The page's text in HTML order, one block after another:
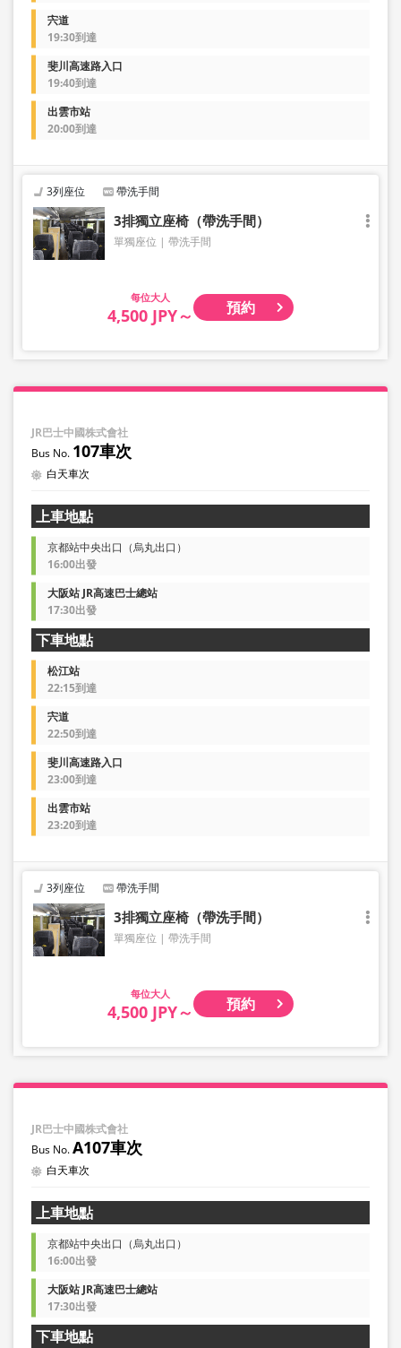
宍道
19:30到達
斐川高速路入口
19:40到達
出雲市站
20:00到達
3列座位 帶洗手間
3排獨立座椅（帶洗手間）
單獨座位 帶洗手間
大人
4,500 JPY～ 預約
JR巴士中國株式會社
107車次
白天車次
上車地點
京都站中央出口（烏丸出口）
16:00出發
大阪站 JR高速巴士總站
17:30出發
下車地點
松江站
22:15到達
宍道
22:50到達
斐川高速路入口
23:00到達
出雲市站
23:20到達
3列座位 帶洗手間
3排獨立座椅（帶洗手間）
單獨座位 帶洗手間
大人
4,500 JPY～ 預約
JR巴士中國株式會社
A107車次
白天車次
上車地點
京都站中央出口（烏丸出口）
16:00出發
大阪站 JR高速巴士總站
17:30出發
下車地點